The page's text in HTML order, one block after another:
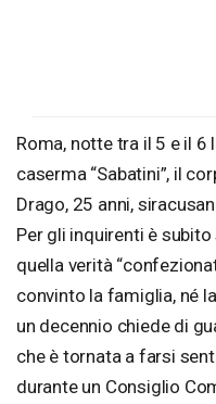
Roma, notte tra il 5 e il 6
caserma “Sabatini”, il
Drago, 25 anni,
Per gli inquirenti è
quella verità
convinto la famiglia, né
un decennio chiede di
che è tornata a farsi
durante un Consiglio